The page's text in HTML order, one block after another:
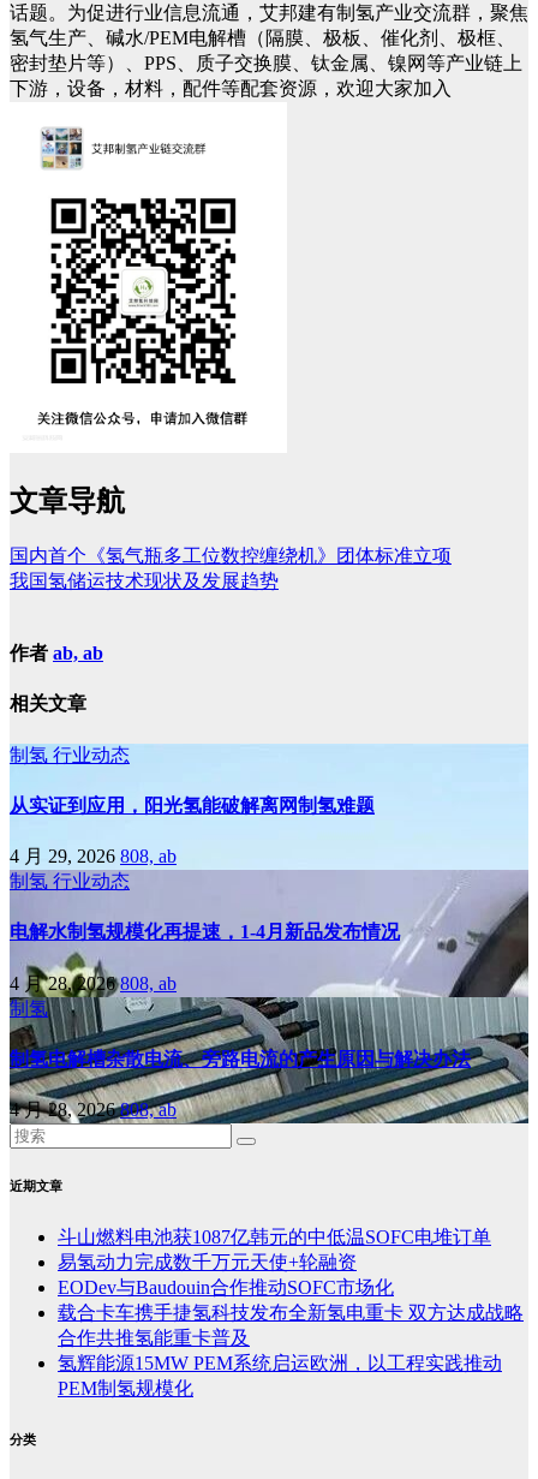
话题。为促进行业信息流通，艾邦建有制氢产业交流群，聚焦
氢气生产、碱水/PEM电解槽（隔膜、极板、催化剂、极框、
密封垫片等）、PPS、质子交换膜、钛金属、镍网等产业链上
下游，设备，材料，配件等配套资源，欢迎大家加入
文章导航
国内首个《氢气瓶多工位数控缠绕机》团体标准立项
我国氢储运技术现状及发展趋势
作者 ab, ab
相关文章
制氢 行业动态
从实证到应用，阳光氢能破解离网制氢难题
4 月 29, 2026 808, ab
制氢 行业动态
电解水制氢规模化再提速，1-4月新品发布情况
4 月 28, 2026808, ab
制氢
制氢电解槽杂散电流、旁路电流的产生原因与解决办法
4 月 28, 2026808, ab
近期文章
斗山燃料电池获1087亿韩元的中低温SOFC电堆订单
易氢动力完成数千万元天使+轮融资
EODev与Baudouin合作推动SOFC市场化
载合卡车携手捷氢科技发布全新氢电重卡 双方达成战略
合作共推氢能重卡普及
氢辉能源15MW PEM系统启运欧洲，以工程实践推动
PEM制氢规模化
分类